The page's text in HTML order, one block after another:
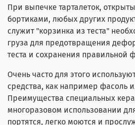
При выпечке тарталеток,
бортиками, любых других
служит "корзинка из теста"
груза для предотвращения
теста и сохранения правильной
Очень часто для этого
средства, как например фасоль
Преимущества специальных
многоразовом использовании
портятся, легко моются и